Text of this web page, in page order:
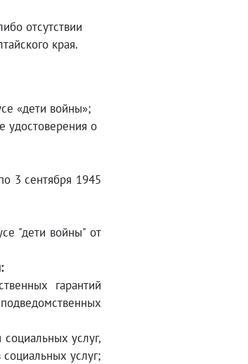
отсутствии
края.
«дети войны»;
удостоверения о
3 сентября 1945
"дети войны" от
гарантий
услуг,
услуг;